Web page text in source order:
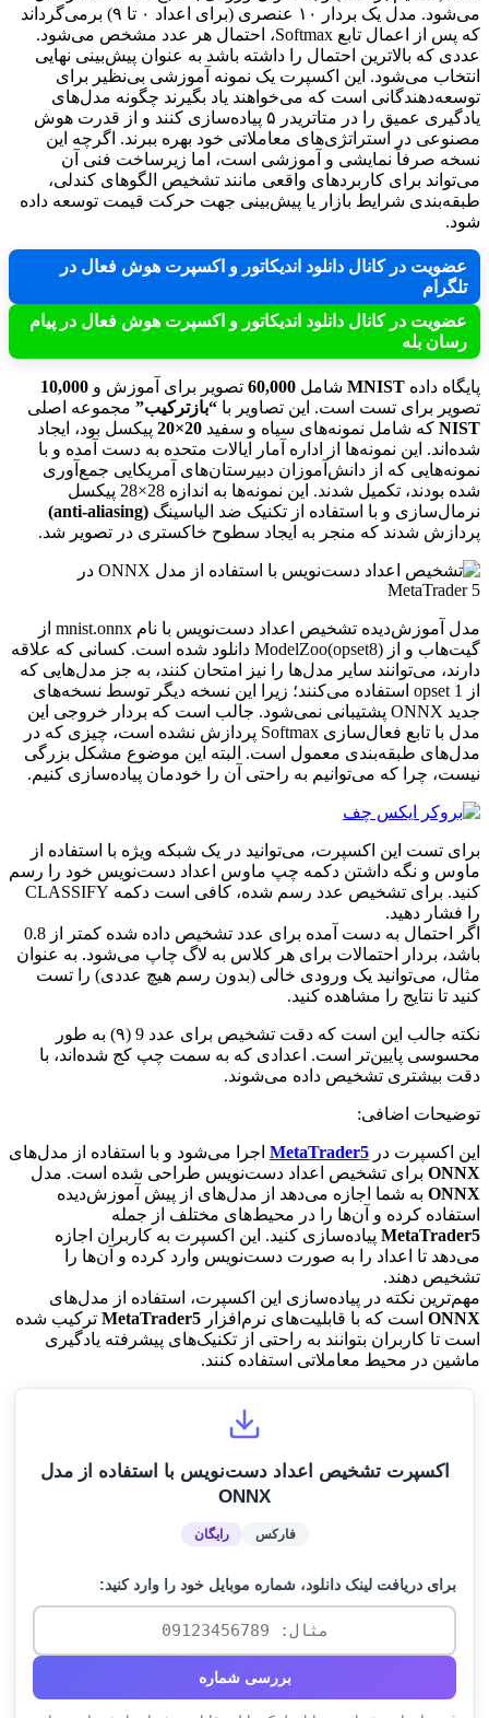
می‌شود. مدل یک بردار ۱۰ عنصری (برای اعداد ۰ تا ۹) برمی‌گرداند
که پس از اعمال تابع Softmax، احتمال هر عدد مشخص می‌شود.
عددی که بالاترین احتمال را داشته باشد به عنوان پیش‌بینی نهایی
انتخاب می‌شود. این اکسپرت یک نمونه آموزشی بی‌نظیر برای
توسعه‌دهندگانی است که می‌خواهند یاد بگیرند چگونه مدل‌های
یادگیری عمیق را در متاتریدر ۵ پیاده‌سازی کنند و از قدرت هوش
مصنوعی در استراتژی‌های معاملاتی خود بهره ببرند. اگرچه این
نسخه صرفاً نمایشی و آموزشی است، اما زیرساخت فنی آن
می‌تواند برای کاربردهای واقعی مانند تشخیص الگوهای کندلی،
طبقه‌بندی شرایط بازار یا پیش‌بینی جهت حرکت قیمت توسعه داده
شود.
عضویت در کانال دانلود اندیکاتور و اکسپرت هوش فعال در
تلگرام
عضویت در کانال دانلود اندیکاتور و اکسپرت هوش فعال در پیام
رسان بله
پایگاه داده MNIST شامل 60,000 تصویر برای آموزش و 10,000
تصویر برای تست است. این تصاویر با “بازترکیب” مجموعه اصلی
NIST که شامل نمونه‌های سیاه و سفید 20×20
پیکسل بود، ایجاد
شده‌اند. این نمونه‌ها از اداره آمار ایالات متحده به دست آمده و با
نمونه‌هایی که از دانش‌آموزان دبیرستان‌های آمریکایی جمع‌آوری
شده بودند، تکمیل شدند. این نمونه‌ها به اندازه 28×28 پیکسل
نرمال‌سازی و با استفاده از تکنیک ضد الیاسینگ (anti-aliasing)
پردازش شدند که منجر به ایجاد سطوح خاکستری در تصویر شد.
مدل آموزش‌دیده تشخیص اعداد دست‌نویس با نام mnist.onnx از
گیت‌هاب و از ModelZoo(opset8) دانلود شده است. کسانی که علاقه
دارند، می‌توانند سایر مدل‌ها را نیز امتحان کنند، به جز مدل‌هایی که
از opset 1 استفاده می‌کنند؛ زیرا این نسخه دیگر توسط نسخه‌های
جدید ONNX پشتیبانی نمی‌شود. جالب است که بردار خروجی این
مدل با تابع فعال‌سازی Softmax پردازش نشده است، چیزی که در
مدل‌های طبقه‌بندی معمول است. البته این موضوع مشکل بزرگی
نیست، چرا که می‌توانیم به راحتی آن را خودمان پیاده‌سازی کنیم.
برای تست این اکسپرت، می‌توانید در یک شبکه ویژه با استفاده از
ماوس و نگه داشتن دکمه چپ ماوس اعداد دست‌نویس خود را رسم
کنید. برای تشخیص عدد رسم شده، کافی است دکمه CLASSIFY
را فشار دهید.
اگر احتمال به دست آمده برای عدد تشخیص داده شده کمتر از 0.8
باشد، بردار احتمالات برای هر کلاس به لاگ چاپ می‌شود. به عنوان
مثال، می‌توانید یک ورودی خالی (بدون رسم هیچ عددی) را تست
کنید تا نتایج را مشاهده کنید.
نکته جالب این است که دقت تشخیص برای عدد 9 (۹) به طور
محسوسی پایین‌تر است. اعدادی که به سمت چپ کج شده‌اند، با
دقت بیشتری تشخیص داده می‌شوند.
توضیحات اضافی:
این اکسپرت در MetaTrader5 اجرا می‌شود و با استفاده از مدل‌های
ONNX برای تشخیص اعداد دست‌نویس طراحی شده است. مدل
ONNX به شما اجازه می‌دهد از مدل‌های از پیش آموزش‌دیده
استفاده کرده و آن‌ها را در محیط‌های مختلف از جمله
MetaTrader5 پیاده‌سازی کنید. این اکسپرت به کاربران اجازه
می‌دهد تا اعداد را به صورت دست‌نویس وارد کرده و آن‌ها را
تشخیص دهند.
مهم‌ترین نکته در پیاده‌سازی این اکسپرت، استفاده از مدل‌های
ONNX است که با قابلیت‌های نرم‌افزار MetaTrader5 ترکیب شده
است تا کاربران بتوانند به راحتی از تکنیک‌های پیشرفته یادگیری
ماشین در محیط معاملاتی استفاده کنند.
اکسپرت تشخیص اعداد دست‌نویس با استفاده از مدل
ONNX
فارکس رایگان
برای دریافت لینک دانلود، شماره موبایل خود را وارد کنید:
بررسی شماره